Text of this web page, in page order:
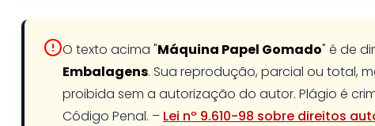
O texto acima "Máquina Papel Gomado" é de
Embalagens. Sua reprodução, parcial ou total,
proibida sem a autorização do autor. Plágio é
Código Penal. – Lei nº 9.610-98 sobre direitos